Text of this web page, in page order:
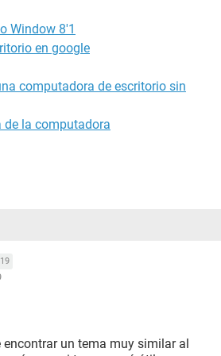
Window 8'1
en google
computadora de escritorio sin
de la computadora
encontrar un tema muy similar al